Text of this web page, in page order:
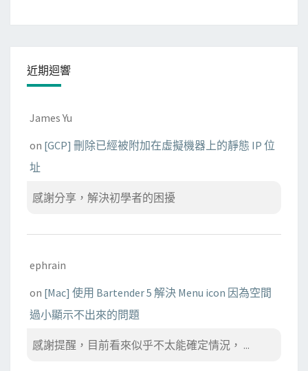
近期迴響
James Yu
on [GCP] 刪除已經被附加在虛擬機器上的靜態 IP 位
址
感謝分享，解決初學者的困擾
ephrain
on [Mac] 使用 Bartender 5 解決 Menu icon 因為空間
過小顯示不出來的問題
感謝提醒，目前看來似乎不太能確定情況， ...